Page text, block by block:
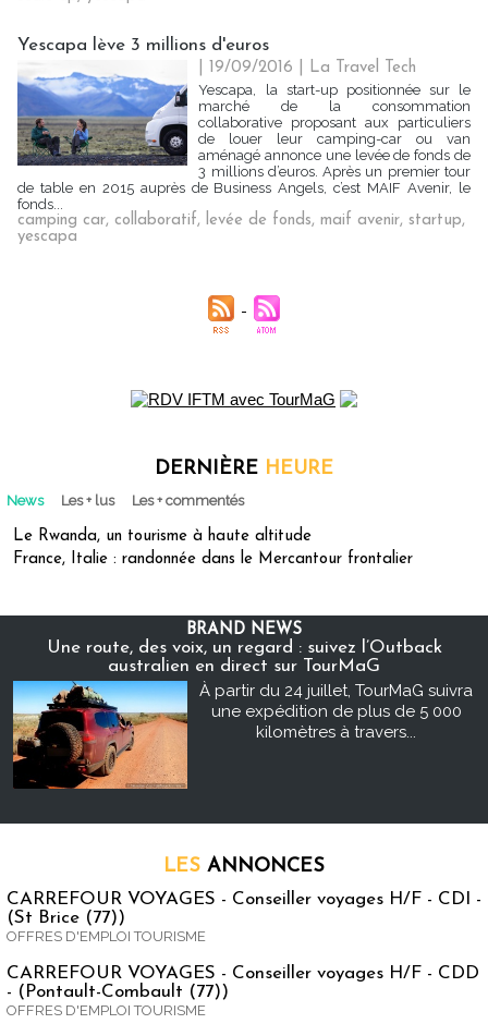
Yescapa lève 3 millions d'euros
| 19/09/2016
La Travel Tech
Yescapa, la start-up positionnée sur le
marché de la consommation
collaborative proposant aux particuliers
de louer leur camping-car ou van
aménagé annonce une levée de fonds de
3 millions d’euros. Après un premier tour
de table en 2015 auprès de Business Angels, c’est MAIF Avenir, le
fonds...
camping car, collaboratif, levée de fonds, maif avenir, startup,
yescapa
DERNIÈRE HEURE
News Les + lus Les + commentés
Le Rwanda, un tourisme à haute altitude
France, Italie : randonnée dans le Mercantour frontalier
BRAND NEWS
Une route, des voix, un regard : suivez l’Outback
australien en direct sur TourMaG
À partir du 24 juillet, TourMaG suivra
une expédition de plus de 5 000
kilomètres à travers...
LES ANNONCES
CARREFOUR VOYAGES - Conseiller voyages H/F - CDI -
(St Brice (77))
OFFRES D'EMPLOI TOURISME
CARREFOUR VOYAGES - Conseiller voyages H/F - CDD
- (Pontault-Combault (77))
OFFRES D'EMPLOI TOURISME